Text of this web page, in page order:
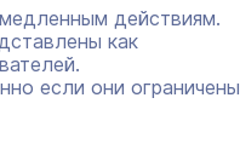
действиям.
как
если они ограничены